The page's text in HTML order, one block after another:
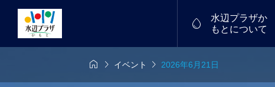

水辺プラザか
もとについて
7/18(土)～19(日)
  イベント  2026年6月21日